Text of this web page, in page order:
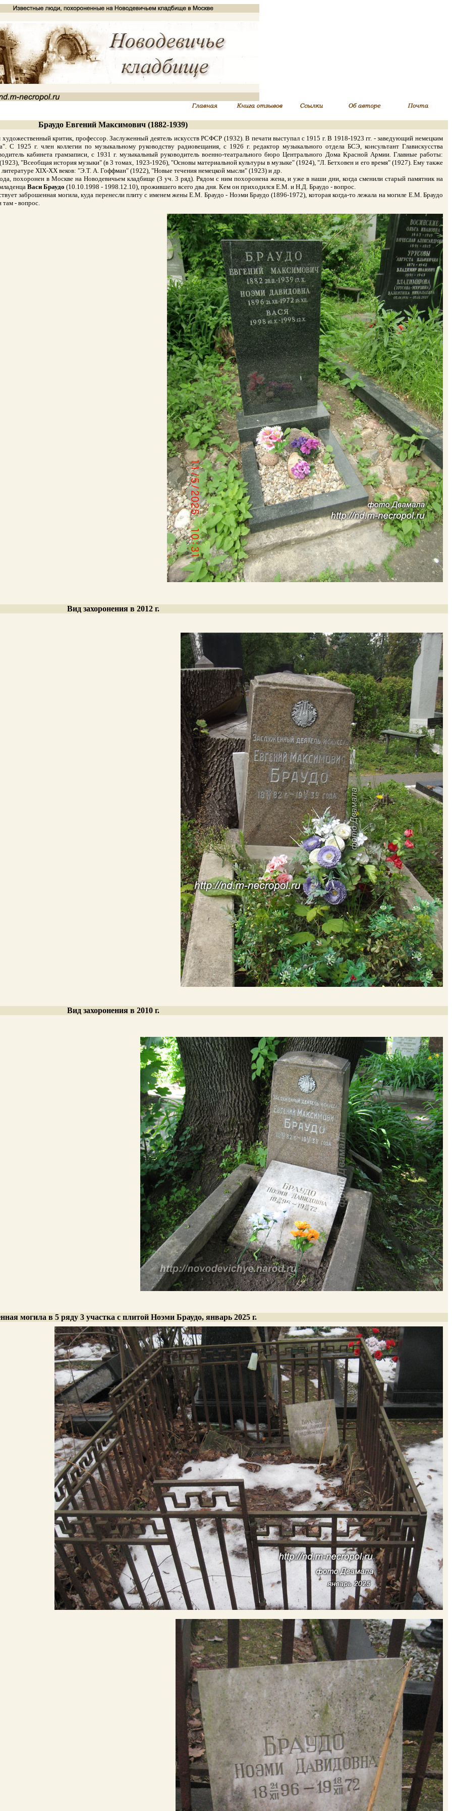
Браудо Евгений Максимович (1882-1939)
критик, профессор. Заслуженный деятель искусств РСФСР (1932). В печати выступал с 1915 г. В 1918-1923 гг. - заведующий немецким
С 1925 г. член коллегии по музыкальному руководству радиовещания, с 1926 г. редактор музыкального отдела БСЭ, консультант Главискусства
кабинета грамзаписи, с 1931 г. музыкальный руководитель военно-театрального бюро Центрального Дома Красной Армии. Главные работы:
"Всеобщая история музыки" (в 3 томах, 1923-1926), "Основы материальной культуры в музыке" (1924), "Л. Бетховен и его время" (1927). Ему также
XIX-XX веков: "Э.Т. А. Гоффман" (1922), "Новые течения немецкой мысли" (1923) и др.
похоронен в Москве на Новодевичьем кладбище (3 уч. 3 ряд). Рядом с ним похоронена жена, и уже в наши дни, когда сменили старый памятник на
Васи Браудо (10.10.1998 - 1998.12.10), прожившего всего два дня. Кем он приходился Е.М. и Н.Д. Браудо - вопрос.
заброшенная могила, куда перенесли плиту с именем жены Е.М. Браудо - Ноэми Браудо (1896-1972), которая когда-то лежала на могиле Е.М. Браудо
там - вопрос.
Вид захоронения в 2012 г.
Вид захоронения в 2010 г.
могила в 5 ряду 3 участка с плитой Ноэми Браудо, январь 2025 г.